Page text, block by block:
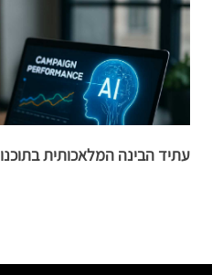
עתיד הבינה המלאכותית